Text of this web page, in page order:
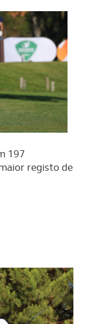
197
registo de